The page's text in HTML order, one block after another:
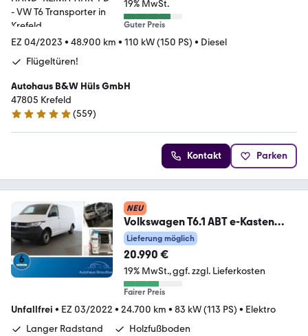
19% MwSt.
Guter Preis
EZ 04/2023 • 48.900 km • 110 kW (150 PS) • Diesel
Flügeltüren!
Autohaus B&W Hüls GmbH
47805 Krefeld
4.9 Sterne
(559)
Kontakt Parken
NEU
Volkswagen T6.1 ABT e-Kasten
Transporter LR Klima DAB RFK
Lieferung möglich
20.990 €
19% MwSt. ggf. zzgl. Lieferkosten
Fairer Preis
Unfallfrei • EZ 03/2022 • 24.700 km • 83 kW (113 PS) • Elektro
Langer Radstand
Holzfußboden